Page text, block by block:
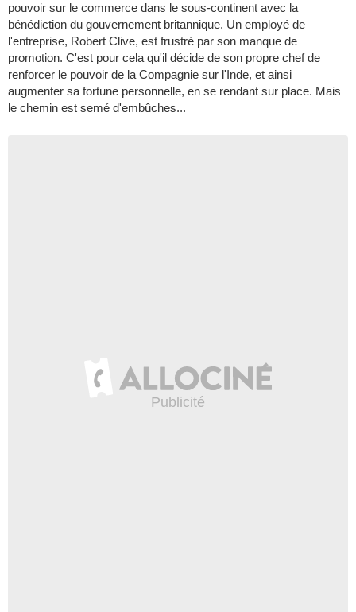
pouvoir sur le commerce dans le sous-continent avec la
bénédiction du gouvernement britannique. Un employé de
l'entreprise, Robert Clive, est frustré par son manque de
promotion. C'est pour cela qu'il décide de son propre chef de
renforcer le pouvoir de la Compagnie sur l'Inde, et ainsi
augmenter sa fortune personnelle, en se rendant sur place. Mais
le chemin est semé d'embûches...